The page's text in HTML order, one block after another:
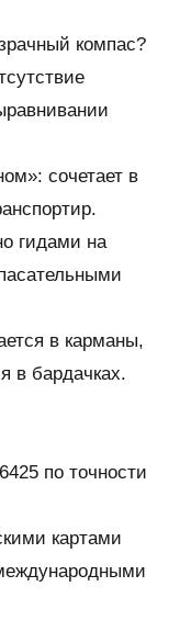
компас?
сочетает в
гидами на
в карманы,
в бардачках.
по точности
картами